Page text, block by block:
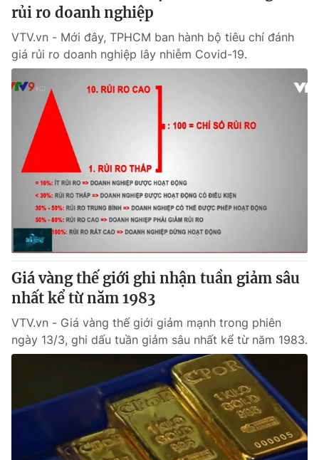
rủi ro doanh nghiệp
VTV.vn - Mới đây, TPHCM ban hành bộ tiêu chí đánh
giá rủi ro doanh nghiệp lây nhiễm Covid-19.
Giá vàng thế giới ghi nhận tuần giảm sâu
nhất kể từ năm 1983
VTV.vn - Giá vàng thế giới giảm mạnh trong phiên
ngày 13/3, ghi dấu tuần giảm sâu nhất kể từ năm 1983.